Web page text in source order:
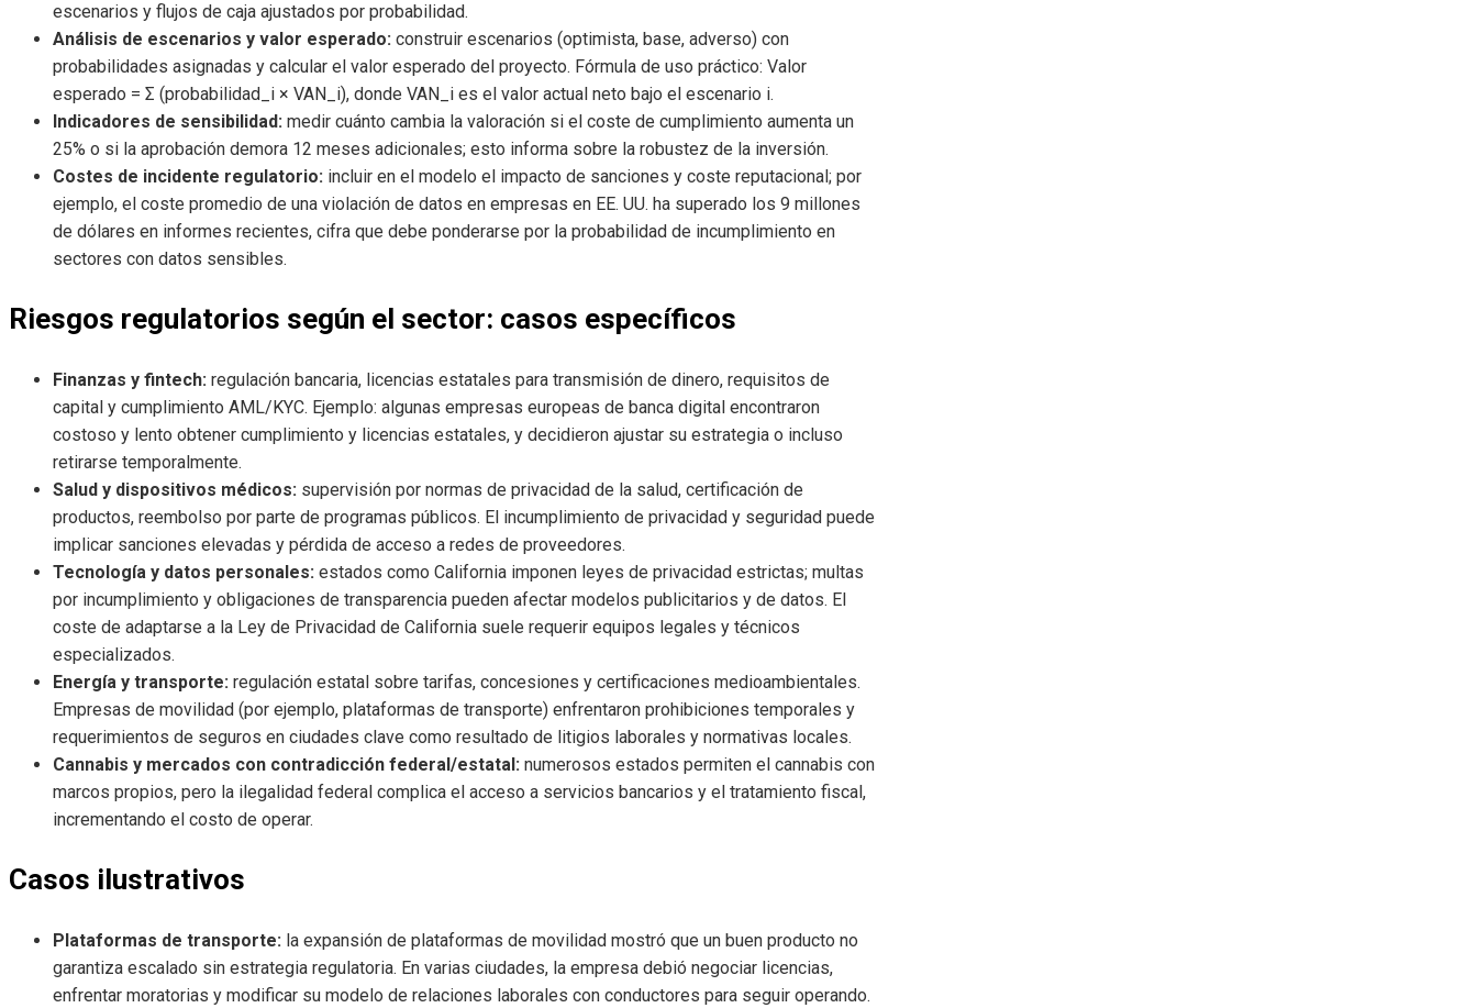
escenarios y flujos de caja ajustados por probabilidad.
Análisis de escenarios y valor esperado: construir escenarios (optimista, base, adverso) con
probabilidades asignadas y calcular el valor esperado del proyecto. Fórmula de uso práctico: Valor
esperado = Σ (probabilidad_i × VAN_i), donde VAN_i es el valor actual neto bajo el escenario i.
Indicadores de sensibilidad: medir cuánto cambia la valoración si el coste de cumplimiento aumenta un
25% o si la aprobación demora 12 meses adicionales; esto informa sobre la robustez de la inversión.
Costes de incidente regulatorio: incluir en el modelo el impacto de sanciones y coste reputacional; por
ejemplo, el coste promedio de una violación de datos en empresas en EE. UU. ha superado los 9 millones
de dólares en informes recientes, cifra que debe ponderarse por la probabilidad de incumplimiento en
sectores con datos sensibles.
Riesgos regulatorios según el sector: casos específicos
Finanzas y fintech: regulación bancaria, licencias estatales para transmisión de dinero, requisitos de
capital y cumplimiento AML/KYC. Ejemplo: algunas empresas europeas de banca digital encontraron
costoso y lento obtener cumplimiento y licencias estatales, y decidieron ajustar su estrategia o incluso
retirarse temporalmente.
Salud y dispositivos médicos: supervisión por normas de privacidad de la salud, certificación de
productos, reembolso por parte de programas públicos. El incumplimiento de privacidad y seguridad puede
implicar sanciones elevadas y pérdida de acceso a redes de proveedores.
Tecnología y datos personales: estados como California imponen leyes de privacidad estrictas; multas
por incumplimiento y obligaciones de transparencia pueden afectar modelos publicitarios y de datos. El
coste de adaptarse a la Ley de Privacidad de California suele requerir equipos legales y técnicos
especializados.
Energía y transporte: regulación estatal sobre tarifas, concesiones y certificaciones medioambientales.
Empresas de movilidad (por ejemplo, plataformas de transporte) enfrentaron prohibiciones temporales y
requerimientos de seguros en ciudades clave como resultado de litigios laborales y normativas locales.
Cannabis y mercados con contradicción federal/estatal: numerosos estados permiten el cannabis con
marcos propios, pero la ilegalidad federal complica el acceso a servicios bancarios y el tratamiento fiscal,
incrementando el costo de operar.
Casos ilustrativos
Plataformas de transporte: la expansión de plataformas de movilidad mostró que un buen producto no
garantiza escalado sin estrategia regulatoria. En varias ciudades, la empresa debió negociar licencias,
enfrentar moratorias y modificar su modelo de relaciones laborales con conductores para seguir operando.